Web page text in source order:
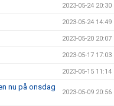
2023-05-24 20:30
2023-05-24 14:49
2023-05-20 20:07
2023-05-17 17:03
2023-05-15 11:14
nu på onsdag
2023-05-09 20:56